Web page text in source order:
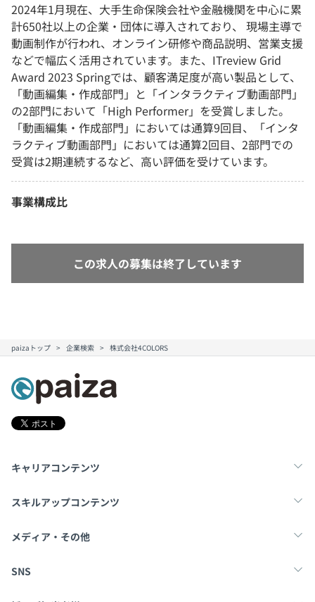
2024年1月現在、大手生命保険会社や金融機関を中心に累
計650社以上の企業・団体に導入されており、 現場主導で
動画制作が行われ、オンライン研修や商品説明、営業支援
などで幅広く活用されています。また、ITreview Grid
Award 2023 Springでは、顧客満足度が高い製品として、
「動画編集・作成部門」と「インタラクティブ動画部門」
の2部門において「High Performer」を受賞しました。
「動画編集・作成部門」においては通算9回目、「インタ
ラクティブ動画部門」においては通算2回目、2部門での
受賞は2期連続するなど、高い評価を受けています。
事業構成比
この求人の募集は終了しています
paizaトップ 企業検索 株式会社4COLORS
キャリアコンテンツ
転職・キャリア
スキルアップコンテンツ
学習
メディア・その他
Tech Team Journal
SNS